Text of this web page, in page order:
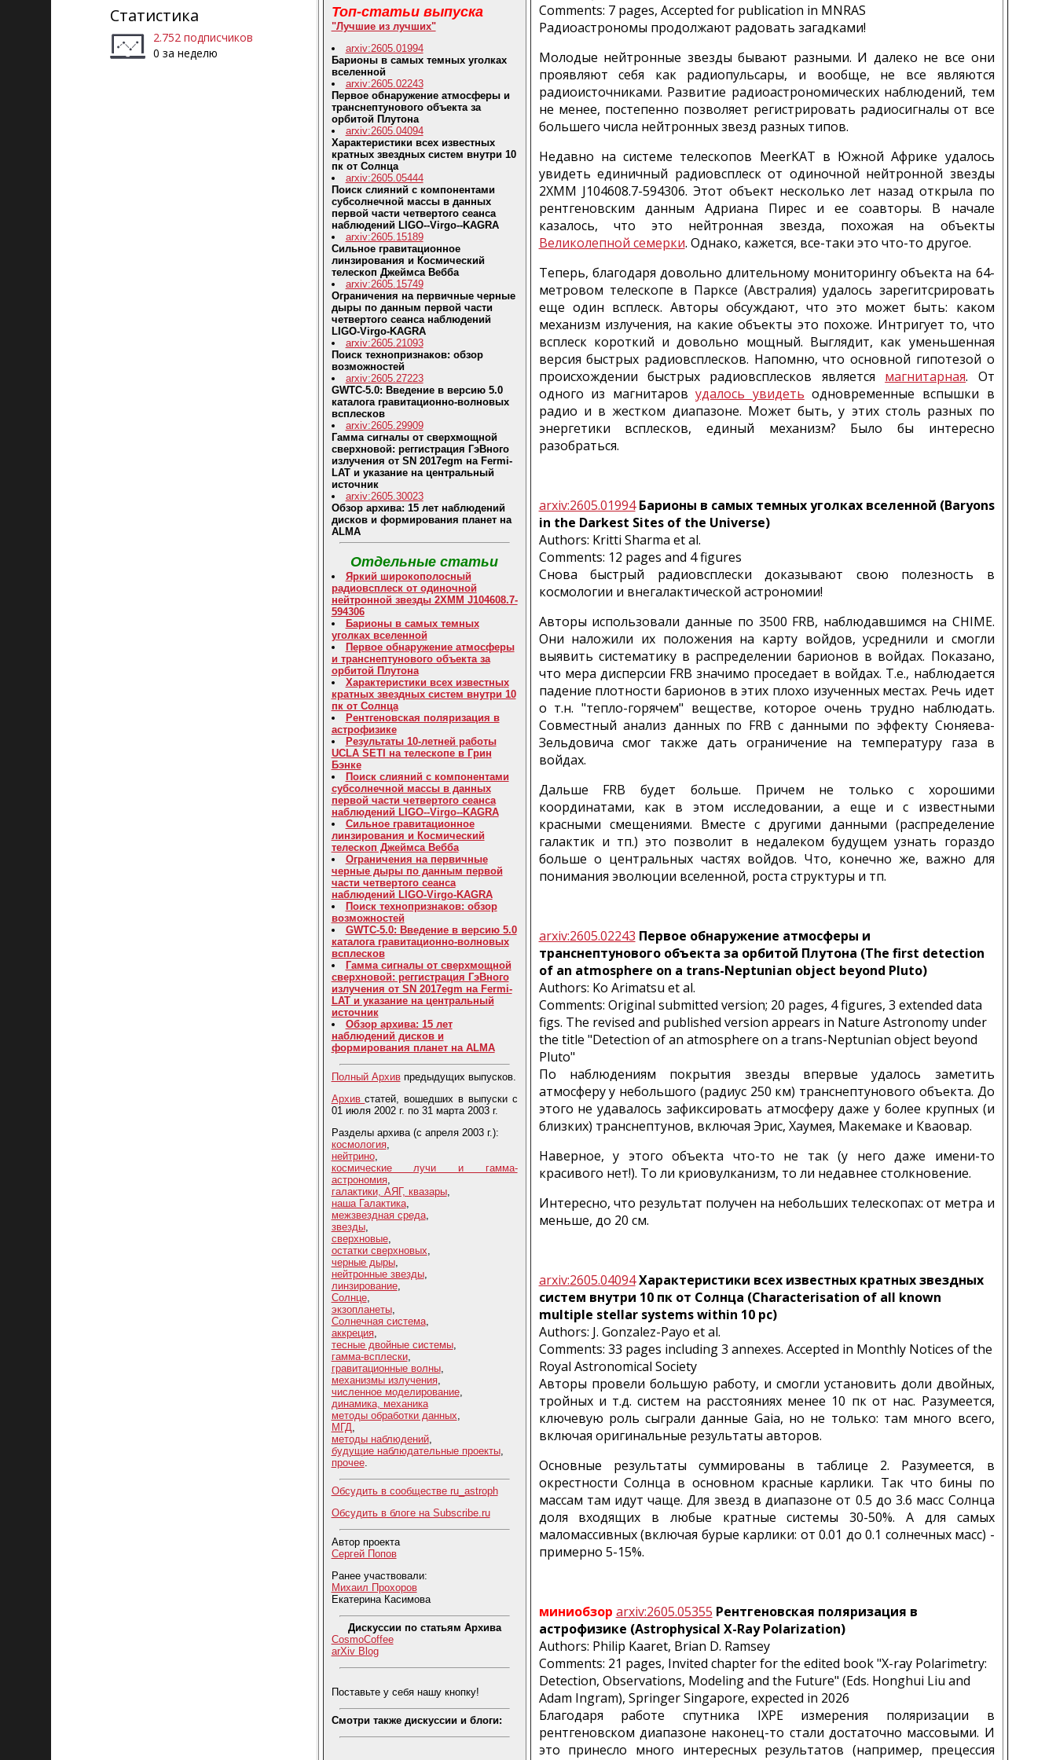
Статистика
2.752 подписчиков
0 за неделю
Топ-статьи выпуска
"Лучшие из лучших"
arxiv:2605.01994
Барионы в самых темных уголках
вселенной
arxiv:2605.02243
Первое обнаружение атмосферы и
транснептунового объекта за
орбитой Плутона
arxiv:2605.04094
Характеристики всех известных
кратных звездных систем внутри 10
пк от Солнца
arxiv:2605.05444
Поиск слияний с компонентами
субсолнечной массы в данных
первой части четвертого сеанса
наблюдений LIGO--Virgo--KAGRA
arxiv:2605.15189
Сильное гравитационное
линзирования и Космический
телескоп Джеймса Вебба
arxiv:2605.15749
Ограничения на первичные черные
дыры по данным первой части
четвертого сеанса наблюдений
LIGO-Virgo-KAGRA
arxiv:2605.21093
Поиск технопризнаков: обзор
возможностей
arxiv:2605.27223
GWTC-5.0: Введение в версию 5.0
каталога гравитационно-волновых
всплесков
arxiv:2605.29909
Гамма сигналы от сверхмощной
сверхновой: реггистрация ГэВного
излучения от SN 2017egm на Fermi-
LAT и указание на центральный
источник
arxiv:2605.30023
Обзор архива: 15 лет наблюдений
дисков и формирования планет на
ALMA
Отдельные статьи
Яркий широкополосный
радиовсплеск от одиночной
нейтронной звезды 2XMM J104608.7-
594306
Барионы в самых темных
уголках вселенной
Первое обнаружение атмосферы
и транснептунового объекта за
орбитой Плутона
Характеристики всех известных
кратных звездных систем внутри 10
пк от Солнца
Рентгеновская поляризация в
астрофизике
Результаты 10-летней работы
UCLA SETI на телескопе в Грин
Бэнке
Поиск слияний с компонентами
субсолнечной массы в данных
первой части четвертого сеанса
наблюдений LIGO--Virgo--KAGRA
Сильное гравитационное
линзирования и Космический
телескоп Джеймса Вебба
Ограничения на первичные
черные дыры по данным первой
части четвертого сеанса
наблюдений LIGO-Virgo-KAGRA
Поиск технопризнаков: обзор
возможностей
GWTC-5.0: Введение в версию 5.0
каталога гравитационно-волновых
всплесков
Гамма сигналы от сверхмощной
сверхновой: реггистрация ГэВного
излучения от SN 2017egm на Fermi-
LAT и указание на центральный
источник
Обзор архива: 15 лет
наблюдений дисков и
формирования планет на ALMA
Полный Архивпредыдущих выпусков.
Архивстатей, вошедших в выпуски с
01 июля 2002 г. по 31 марта 2003 г.
Разделы архива (с апреля 2003 г.):
космология,
нейтрино,
космические лучи и гамма-
астрономия,
галактики, АЯГ, квазары,
наша Галактика,
межзвездная среда,
звезды,
сверхновые,
остатки сверхновых
черные дыры,
нейтронные звезды,
линзирование,
Солнце,
экзопланеты,
Солнечная система,
аккреция,
тесные двойные системы,
гамма-всплески,
гравитационные волны,
механизмы излучения,
численное моделирование,
динамика, механика
методы обработки данных
МГД
методы наблюдений,
будущие наблюдательные проекты,
прочее.
Обсудить в сообществе ru_astroph
Обсудить в блоге на Subscribe.ru
Автор проекта
Сергей Попов
Ранее участвовали:
Михаил Прохоров
Екатерина Касимова
Дискуссии по статьям Архива
CosmoCoffee
arXiv Blog
Поставьте у себя нашу кнопку!
Смотри также дискуссии и блоги:
Comments: 7 pages, Accepted for publication in MNRAS
Радиоастрономы продолжают радовать загадками!
Молодые нейтронные звезды бывают разными. И далеко не все они
проявляют себя как радиопульсары, и вообще, не все являются
радиоисточниками. Развитие радиоастрономических наблюдений, тем
не менее, постепенно позволяет регистрировать радиосигналы от все
большего числа нейтронных звезд разных типов.
Недавно на системе телескопов MeerKAT в Южной Африке удалось
увидеть единичный радиовсплеск от одиночной нейтронной звезды
2XMM J104608.7-594306. Этот объект несколько лет назад открыла по
рентгеновским данным Адриана Пирес и ее соавторы. В начале
казалось, что это нейтронная звезда, похожая на объекты
Великолепной семерки. Однако, кажется, все-таки это что-то другое.
Теперь, благодаря довольно длительному мониторингу объекта на 64-
метровом телескопе в Парксе (Австралия) удалось зарегитсрировать
еще один всплеск. Авторы обсуждают, что это может быть: каком
механизм излучения, на какие объекты это похоже. Интригует то, что
всплеск короткий и довольно мощный. Выглядит, как уменьшенная
версия быстрых радиовсплесков. Напомню, что основной гипотезой о
происхождении быстрых радиовсплесков является магнитарная. От
одного из магнитаровудалось увидеть одновременные вспышки в
радио и в жестком диапазоне. Может быть, у этих столь разных по
энергетики всплесков, единый механизм? Было бы интересно
разобраться.
arxiv:2605.01994 Барионы в самых темных уголках вселенной (Baryons
in the Darkest Sites of the Universe)
Authors: Kritti Sharma et al.
Comments: 12 pages and 4 figures
Снова быстрый радиовсплески доказывают свою полезность в
космологии и внегалактической астрономии!
Авторы использовали данные по 3500 FRB, наблюдавшимся на CHIME.
Они наложили их положения на карту войдов, усреднили и смогли
выявить систематику в распределении барионов в войдах. Показано,
что мера дисперсии FRB значимо проседает в войдах. Т.е., наблюдается
падение плотности барионов в этих плохо изученных местах. Речь идет
о т.н. "тепло-горячем" веществе, которое очень трудно наблюдать.
Совместный анализ данных по FRB с данными по эффекту Сюняева-
Зельдовича смог также дать ограничение на температуру газа в
войдах.
Дальше FRB будет больше. Причем не только с хорошими
координатами, как в этом исследовании, а еще и с известными
красными смещениями. Вместе с другими данными (распределение
галактик и тп.) это позволит в недалеком будущем узнать гораздо
больше о центральных частях войдов. Что, конечно же, важно для
понимания эволюции вселенной, роста структуры и тп.
arxiv:2605.02243 Первое обнаружение атмосферы и
транснептунового объекта за орбитой Плутона (The first detection
of an atmosphere on a trans-Neptunian object beyond Pluto)
Authors: Ko Arimatsu et al.
Comments: Original submitted version; 20 pages, 4 figures, 3 extended data
figs. The revised and published version appears in Nature Astronomy under
the title "Detection of an atmosphere on a trans-Neptunian object beyond
Pluto"
По наблюдениям покрытия звезды впервые удалось заметить
атмосферу у небольшого (радиус 250 км) транснептунового объекта. До
этого не удавалось зафиксировать атмосферу даже у более крупных (и
близких) транснептунов, включая Эрис, Хаумея, Макемаке и Кваовар.
Наверное, у этого объекта что-то не так (у него даже имени-то
красивого нет!). То ли криовулканизм, то ли недавнее столкновение.
Интересно, что результат получен на небольших телескопах: от метра и
меньше, до 20 см.
arxiv:2605.04094 Характеристики всех известных кратных звездных
систем внутри 10 пк от Солнца (Characterisation of all known
multiple stellar systems within 10 pc)
Authors: J. Gonzalez-Payo et al.
Comments: 33 pages including 3 annexes. Accepted in Monthly Notices of the
Royal Astronomical Society
Авторы провели большую работу, и смогли установить доли двойных,
тройных и т.д. систем на расстояниях менее 10 пк от нас. Разумеется,
ключевую роль сыграли данные Gaia, но не только: там много всего,
включая оригинальные результаты авторов.
Основные результаты суммированы в таблице 2. Разумеется, в
окрестности Солнца в основном красные карлики. Так что бины по
массам там идут чаще. Для звезд в диапазоне от 0.5 до 3.6 масс Солнца
доля входящих в любые кратные системы 30-50%. А для самых
маломассивных (включая бурые карлики: от 0.01 до 0.1 солнечных масс) -
примерно 5-15%.
миниобзор arxiv:2605.05355 Рентгеновская поляризация в
астрофизике (Astrophysical X-Ray Polarization)
Authors: Philip Kaaret, Brian D. Ramsey
Comments: 21 pages, Invited chapter for the edited book "X-ray Polarimetry:
Detection, Observations, Modeling and the Future" (Eds. Honghui Liu and
Adam Ingram), Springer Singapore, expected in 2026
Благодаря работе спутника IXPE измерения поляризации в
рентгеновском диапазоне наконец-то стали достаточно массовыми. И
это принесло много интересных результатов (например, прецессия